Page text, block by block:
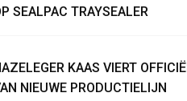
SEALPAC TRAYSEALER
KAAS VIERT
NIEUWE PRODUCTIELIJN